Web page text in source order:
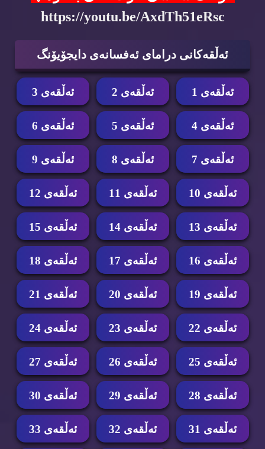
https://youtu.be/AxdTh51eRsc
ئه‌ڵقه‌كانی درامای ئه‌فسانه‌ی دایجۆیۆنگ
ئه‌ڵقه‌ی 1 ئه‌ڵقه‌ی 2 ئه‌ڵقه‌ی 3
ئه‌ڵقه‌ی 4 ئه‌ڵقه‌ی 5 ئه‌ڵقه‌ی 6
ئه‌ڵقه‌ی 7 ئه‌ڵقه‌ی 8 ئه‌ڵقه‌ی 9
ئه‌ڵقه‌ی 10 ئه‌ڵقه‌ی 11 ئه‌ڵقه‌ی 12
ئه‌ڵقه‌ی 13 ئه‌ڵقه‌ی 14 ئه‌ڵقه‌ی 15
ئه‌ڵقه‌ی 16 ئه‌ڵقه‌ی 17 ئه‌ڵقه‌ی 18
ئه‌ڵقه‌ی 19 ئه‌ڵقه‌ی 20 ئه‌ڵقه‌ی 21
ئه‌ڵقه‌ی 22 ئه‌ڵقه‌ی 23 ئه‌ڵقه‌ی 24
ئه‌ڵقه‌ی 25 ئه‌ڵقه‌ی 26 ئه‌ڵقه‌ی 27
ئه‌ڵقه‌ی 28 ئه‌ڵقه‌ی 29 ئه‌ڵقه‌ی 30
ئه‌ڵقه‌ی 31 ئه‌ڵقه‌ی 32 ئه‌ڵقه‌ی 33